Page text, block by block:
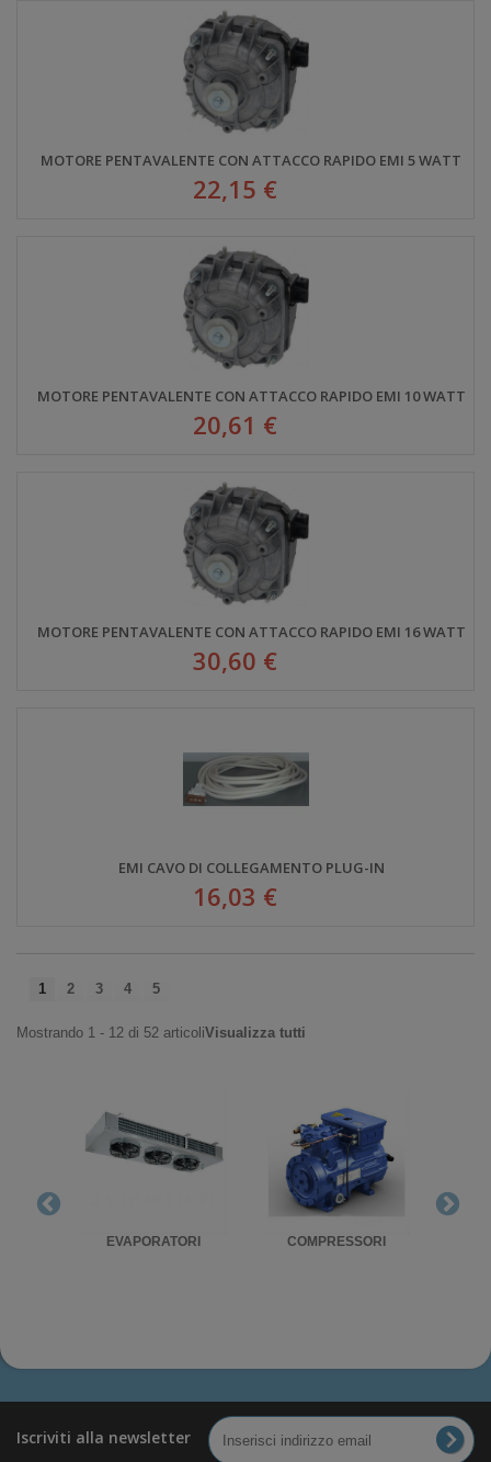
MOTORE PENTAVALENTE CON ATTACCO RAPIDO EMI 5 WATT
22,15 €
MOTORE PENTAVALENTE CON ATTACCO RAPIDO EMI 10 WATT
20,61 €
MOTORE PENTAVALENTE CON ATTACCO RAPIDO EMI 16 WATT
30,60 €
EMI CAVO DI COLLEGAMENTO PLUG-IN
16,03 €
1 2 3 4 5
Mostrando 1 - 12 di 52 articoliVisualizza tutti
EVAPORATORI COMPRESSORI
Iscriviti alla newsletter